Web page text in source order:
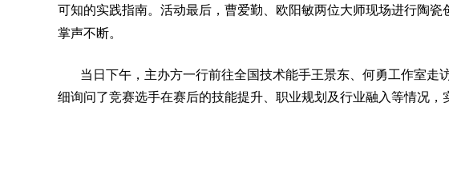
可知的实践指南。活动最后，曹爱勤、欧阳敏两位大师现场进行陶
掌声不断。
当日下午，主办方一行前往全国技术能手王景东、何勇工作室
细询问了竞赛选手在赛后的技能提升、职业规划及行业融入等情况